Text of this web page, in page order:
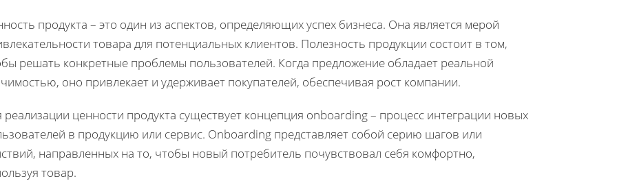
продукта – это один из аспектов, определяющих успех бизнеса. Она является мерой
товара для потенциальных клиентов. Полезность продукции состоит в том,
решать конкретные проблемы пользователей. Когда предложение обладает реальной
оно привлекает и удерживает покупателей, обеспечивая рост компании.
реализации ценности продукта существует концепция onboarding – процесс интеграции новых
в продукцию или сервис. Onboarding представляет собой серию шагов или
направленных на то, чтобы новый потребитель почувствовал себя комфортно,
товар.